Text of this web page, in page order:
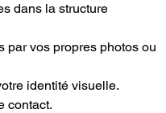
dans la structure
par vos propres photos ou
identité visuelle.
contact.